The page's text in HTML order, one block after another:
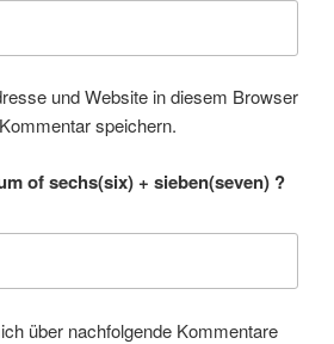
und Website in diesem Browser
speichern.
of sechs(six) + sieben(seven) ?
über nachfolgende Kommentare